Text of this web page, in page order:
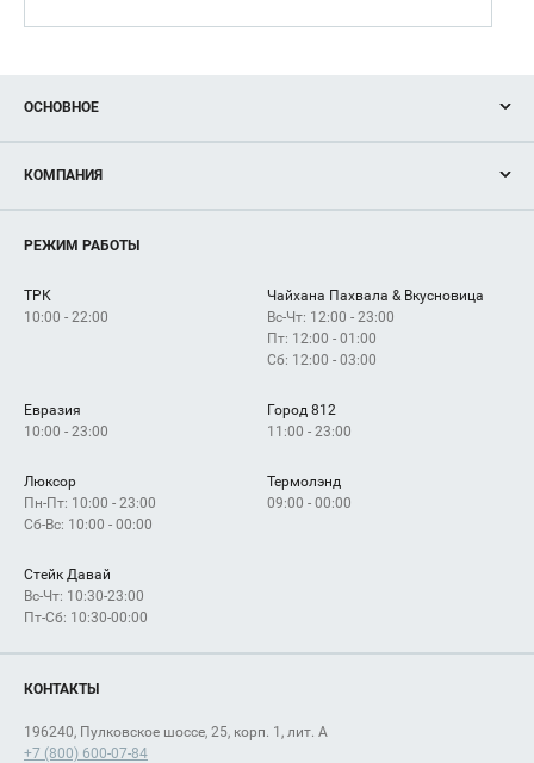
ОСНОВНОЕ
Новости
Магазины
Услуги
КОМПАНИЯ
Рекламодателям
Как добраться
РЕЖИМ РАБОТЫ
ТРК
10:00 - 22:00
Чайхана Пахвала & Вкусновица
Вс-Чт: 12:00 - 23:00
Пт: 12:00 - 01:00
Сб: 12:00 - 03:00
Евразия
10:00 - 23:00
Город 812
11:00 - 23:00
Люксор
Пн-Пт: 10:00 - 23:00
Сб-Вс: 10:00 - 00:00
Термолэнд
09:00 - 00:00
Стейк Давай
Вс-Чт: 10:30-23:00
Пт-Сб: 10:30-00:00
КОНТАКТЫ
196240, Пулковское шоссе, 25, корп. 1, лит. А
+7 (800) 600-07-84